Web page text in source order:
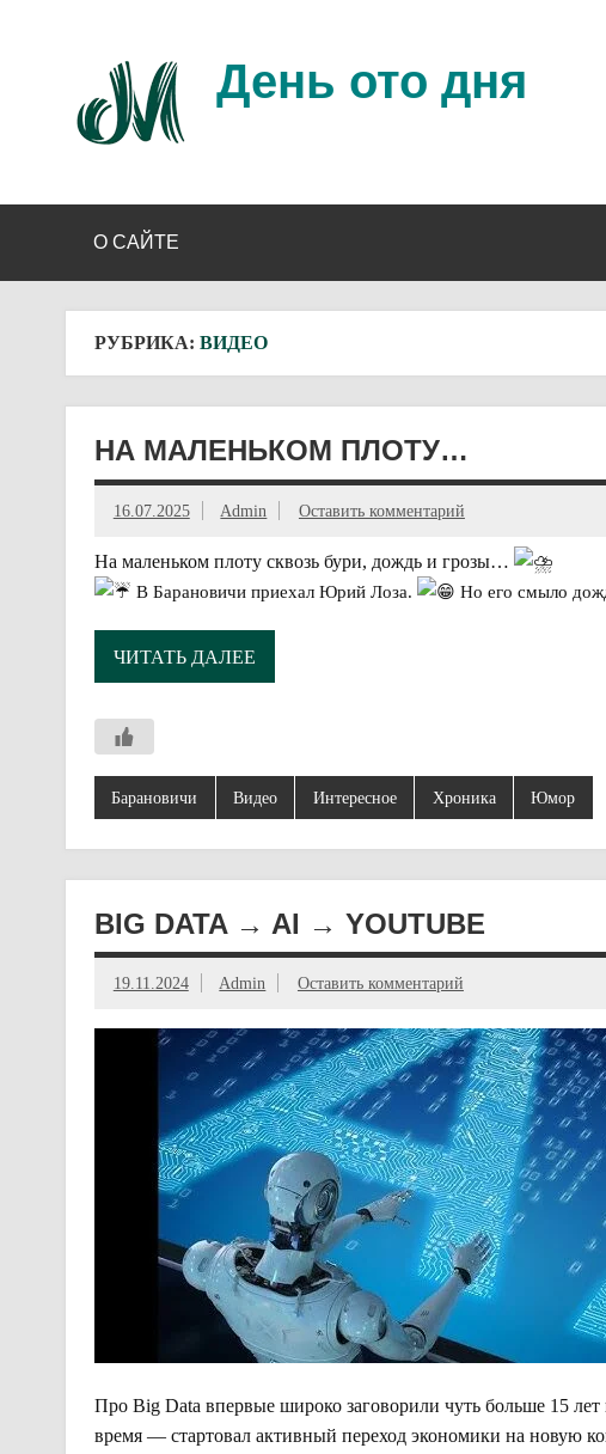
День ото дня
О САЙТЕ
РУБРИКА: ВИДЕО
НА МАЛЕНЬКОМ ПЛОТУ…
16.07.2025 Admin Оставить комментарий
На маленьком плоту сквозь бури, дождь и грозы…
В Барановичи приехал Юрий Лоза.
Но его смыло
ЧИТАТЬ ДАЛЕЕ
Барановичи Видео Интересное Хроника Юмор
BIG DATA → AI → YOUTUBE
19.11.2024 Admin Оставить комментарий
Про Big Data впервые широко заговорили чуть больше 15 лет
время — стартовал активный переход экономики на новую